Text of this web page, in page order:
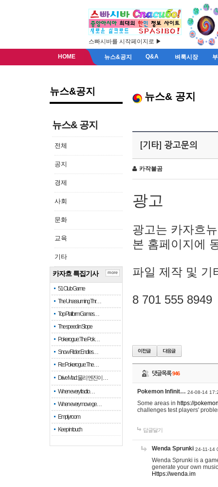
스빠시바를 시작페이지로 ▶
HOME 뉴스&공지 Q&A 벼룩시장
뉴스&공지
뉴스& 공지
전체
공지
경제
사회
문화
교육
기타
카자흐 특집기사
51 Club Game
The Unassuming Thr…
Top Platform Games…
The speed in Slope
Pokerogue: The Pok…
Snow Rider: Endles…
Re: Pokerogue: The…
Drive Mad: 물리 엔진이 …
When every fractio…
When every move ge…
Empty room
Keep in touch
more
뉴스& 공지
[기타] 광고문의
카작불곰
광고
광고는 카자흐
본 홈페이지에
파일 제작 및 기
8 701 555 8949
댓글목록946
Pokemon Infinit… 24-08-14
Some areas in https://
challenges test players'
답글달기
Wenda Sprunki 24-11-14
Wenda Sprunki is a
generate your own
Https://wenda.im